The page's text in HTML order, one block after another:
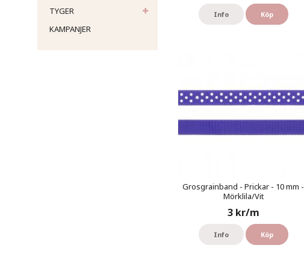
TYGER
KAMPANJER
Info Köp
Grosgrainband - Prickar - 10 mm -
Mörklila/Vit
3 kr/m
Info Köp